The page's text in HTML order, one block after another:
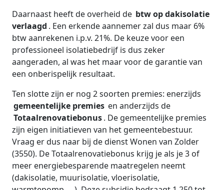
Daarnaast heeft de overheid de btw op dakisolatie
verlaagd . Een erkende aannemer zal dus maar 6%
btw aanrekenen i.p.v. 21%. De keuze voor een
professioneel isolatiebedrijf is dus zeker
aangeraden, al was het maar voor de garantie van
een onberispelijk resultaat.
Ten slotte zijn er nog 2 soorten premies: enerzijds
gemeentelijke premies en anderzijds de
Totaalrenovatiebonus. De gemeentelijke premies
zijn eigen initiatieven van het gemeentebestuur.
Vraag er dus naar bij de dienst Wonen van Zolder
(3550). De Totaalrenovatiebonus krijg je als je 3 of
meer energiebesparende maatregelen neemt
(dakisolatie, muurisolatie, vloerisolatie,